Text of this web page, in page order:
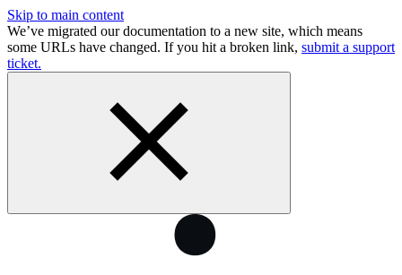
Skip to main content
We’ve migrated our documentation to a new site, which means
some URLs have changed. If you hit a broken link, submit a support
ticket.